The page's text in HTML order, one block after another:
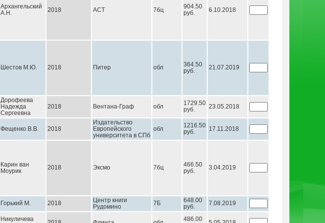
Архангельский
А.Н.
2018 АСТ 7бц
904.50
руб.
6.10.2018
Шестов М.Ю. 2018 Питер обл
364.50
руб.
21.07.2019
Дорофеева
Надежда
Сергеевна
2018 Вентана-Граф обл
1729.50
руб.
23.05.2018
Фещенко В.В. 2018
Издательство
Европейского
университета в СПб
обл
1216.50
руб.
17.11.2018
Карин ван
Моурик
2018 Эксмо 7бц
466.50
руб.
3.04.2019
Горький М. 2018
Центр книги
Рудомино
7Б
648.00
руб.
7.08.2019
Никуличева
486.00